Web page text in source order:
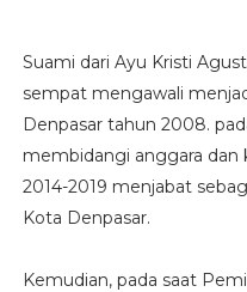
Suami dari Ayu Kristi
sempat mengawali
Denpasar tahun 2008.
membidangi anggara dan
2014-2019 menjabat
Kota Denpasar.
Kemudian, pada saat